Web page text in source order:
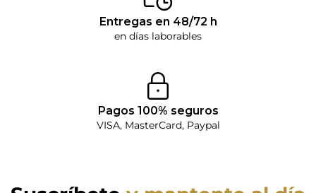
Entregas en 48/72 h
en días laborables
Pagos 100% seguros
VISA, MasterCard, Paypal